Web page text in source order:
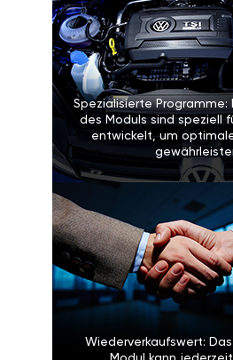
Spezialisierte Programme:
des Moduls sind speziell
entwickelt, um
Wiederverkaufswert: